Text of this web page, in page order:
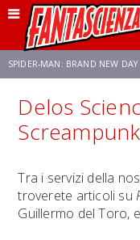
SPIDER-MAN: BRAND NEW DAY
FRANCO RICCIARDIELLO
Delos
Tra i servizi della
troverete articoli su
Guillermo del Toro, e